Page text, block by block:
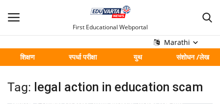
First Educational Webportal
Marathi
शिक्षण
स्पर्धा परीक्षा युथ संशोधन /लेख
मुख्य
Contact
Tag: legal action in education scam